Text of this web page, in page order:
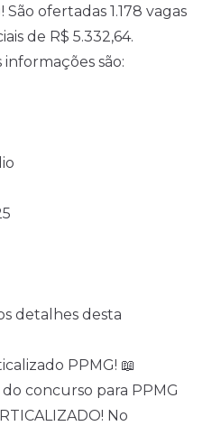
São ofertadas 1.178 vagas
de R$ 5.332,64.
informações são:
detalhes desta
PPMG! 📖
concurso para PPMG
No